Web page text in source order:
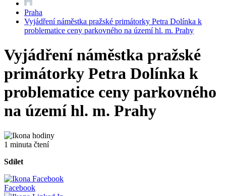
Praha
Vyjádření náměstka pražské primátorky Petra Dolínka k
problematice ceny parkovného na území hl. m. Prahy
Vyjádření náměstka pražské
primátorky Petra Dolínka k
problematice ceny parkovného
na území hl. m. Prahy
1 minuta čtení
Sdílet
Facebook